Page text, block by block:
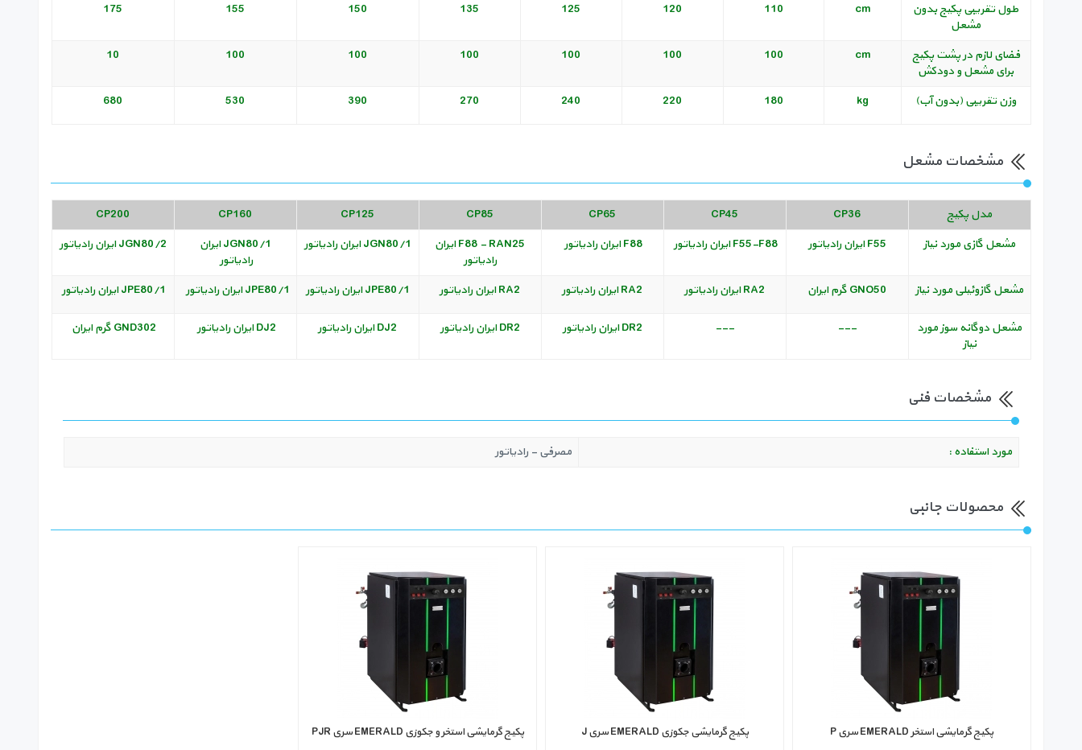
طول تقریبی پکیج بدون
مشعل
cm
110
120
125
135
150
155
175
فضای لازم در پشت پکیج
برای مشعل و دودکش
cm
100
100
100
100
100
100
10
وزن تقریبی (بدون آب) kg
180
220
240
270
390
530
680
مشخصات مشعل
مدل پکیج CP36
CP45
CP65
CP85
CP125
CP160
CP200
مشعل گازی مورد نیاز
F55 ایران رادیاتور F55-F88 ایران رادیاتور F88 ایران رادیاتور
F88 - RAN25 ایران
رادیاتور
JGN80/1 ایران رادیاتور
JGN80/1 ایران
رادیاتور
JGN80/2 ایران رادیاتور
مشعل گازوئیلی مورد نیاز GNO50 گرم ایران RA2 ایران رادیاتور RA2 ایران رادیاتور RA2 ایران رادیاتور JPE80/1 ایران رادیاتور JPE80/1 ایران رادیاتور JPE80/1 ایران رادیاتور
مشعل دوگانه سوز مورد
نیاز
---
--- DR2 ایران رادیاتور DR2 ایران رادیاتور DJ2 ایران رادیاتور DJ2 ایران رادیاتور GND302 گرم ایران
مشخصات فنی
مورد استفاده : مصرفی - رادیاتور
محصولات جانبی
پکیج گرمایشی استخر EMERALD سری P پکیج گرمایشی جکوزی EMERALD سری J پکیج گرمایشی استخر و جکوزی EMERALD سری PJR